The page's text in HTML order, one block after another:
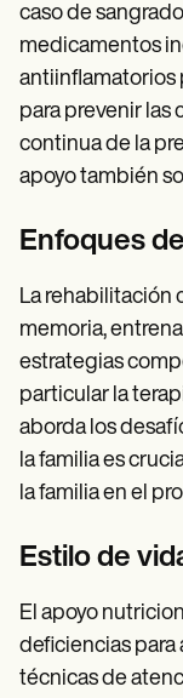
caso de
medicamentos
antiinflamatorios
para prevenir las
continua de la
apoyo también
Enfoques
La rehabilitación
memoria,
estrategias
particular la
aborda los
la familia es
la familia en el
Estilo de
El apoyo
deficiencias para
técnicas de